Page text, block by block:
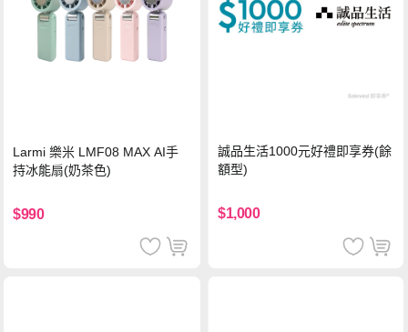
Larmi 樂米 LMF08 MAX AI手
持冰能扇(奶茶色)
$990
誠品生活1000元好禮即享券(餘
額型)
$1,000